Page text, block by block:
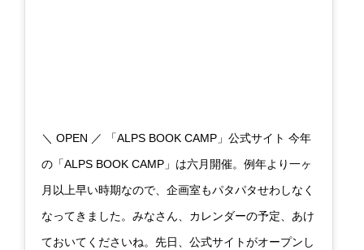
＼ OPEN ／ 「ALPS BOOK CAMP」公式サイト 今年
の「ALPS BOOK CAMP」は六月開催。例年より一ヶ
月以上早い時期なので、企画室もパタパタせわしなく
なってきました。みなさん、カレンダーの予定、あけ
ておいてくださいね。先日、公式サイトがオープンし